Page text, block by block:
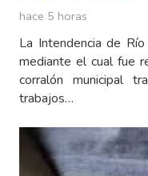
hace 5 horas
La Intendencia de
mediante el cual fue
corralón municipal
trabajos…